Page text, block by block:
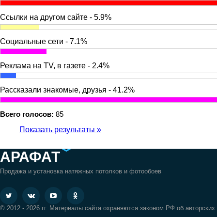
Ссылки на другом сайте - 5.9%
Социальные сети - 7.1%
Реклама на TV, в газете - 2.4%
Рассказали знакомые, друзья - 41.2%
Всего голосов: 85
Показать результаты »
АРАФАТ
Продажа и установка натяжных потолков и фотообоев
© 2012 - 2026 гг. Материалы сайта охраняются законом РФ об авторских